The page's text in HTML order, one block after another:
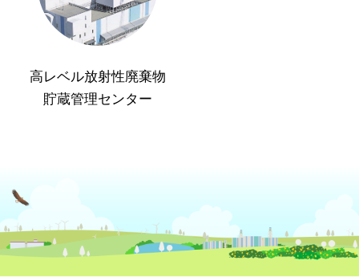
高レベル放射性廃棄物
貯蔵管理センター